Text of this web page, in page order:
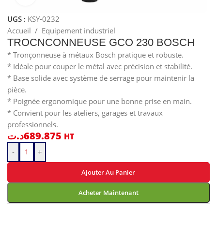
UGS : KSY-0232
Accueil / Equipement industriel
TROCNCONNEUSE GCO 230 BOSCH
* Tronçonneuse à métaux Bosch pratique et robuste.
* Idéale pour couper le métal avec précision et stabilité.
* Base solide avec système de serrage pour maintenir la
pièce.
* Poignée ergonomique pour une bonne prise en main.
* Convient pour les ateliers, garages et travaux
professionnels.
689.875د.ت HT
- +
Ajouter Au Panier
Acheter Maintenant